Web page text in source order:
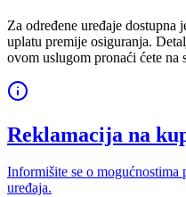
Za određene uređaje dostupna
uplatu premije osiguranja.
ovom uslugom pronaći ćete na
Reklamacija na
Informišite se o
uređaja.